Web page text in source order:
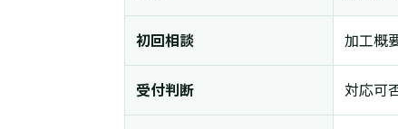
初回相談 加工概
受付判断 対応可